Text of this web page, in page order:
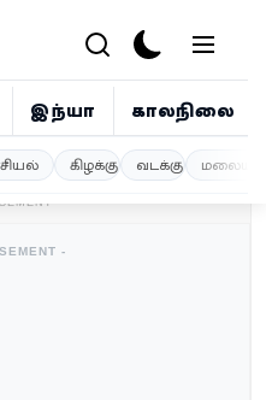
இந்தியா காலநிலை
கிழக்கு வடக்கு
-
-